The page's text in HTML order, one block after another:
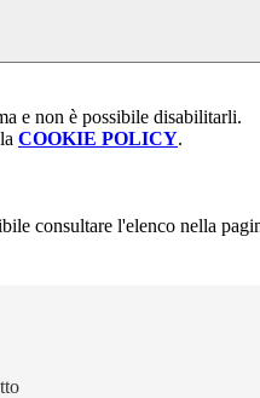
e non è possibile disabilitarli.
COOKIE POLICY.
consultare l'elenco nella